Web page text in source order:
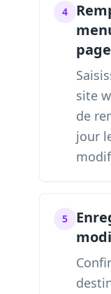
4
site
de
jour
5